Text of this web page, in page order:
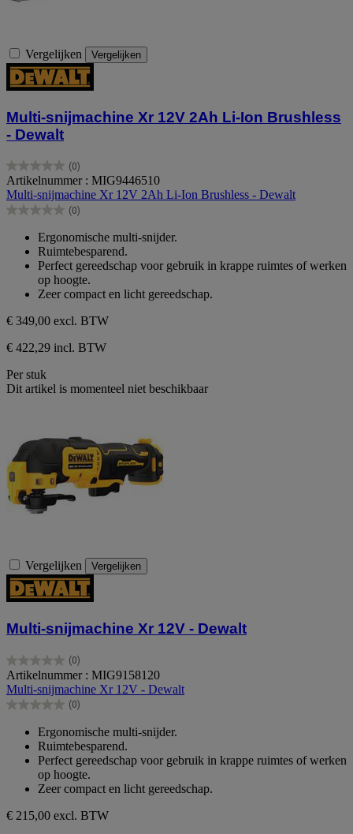
Vergelijken Vergelijken
Multi-snijmachine Xr 12V 2Ah Li-Ion Brushless
- Dewalt
(0)
0.0
van
de
5
Artikelnummer : MIG9446510
Multi-snijmachine Xr 12V 2Ah Li-Ion Brushless - Dewalt
(0)
0.0
sterren.
Ergonomische multi-snijder.
Ruimtebesparend.
Perfect gereedschap voor gebruik in krappe ruimtes of werken
op hoogte.
Zeer compact en licht gereedschap.
€ 349,00 excl. BTW
€ 422,29 incl. BTW
Per stuk
Dit artikel is momenteel niet beschikbaar
Vergelijken Vergelijken
Multi-snijmachine Xr 12V - Dewalt
(0)
0.0
van
de
5
Artikelnummer : MIG9158120
Multi-snijmachine Xr 12V - Dewalt
(0)
0.0
sterren.
Ergonomische multi-snijder.
Ruimtebesparend.
Perfect gereedschap voor gebruik in krappe ruimtes of werken
op hoogte.
Zeer compact en licht gereedschap.
€ 215,00 excl. BTW